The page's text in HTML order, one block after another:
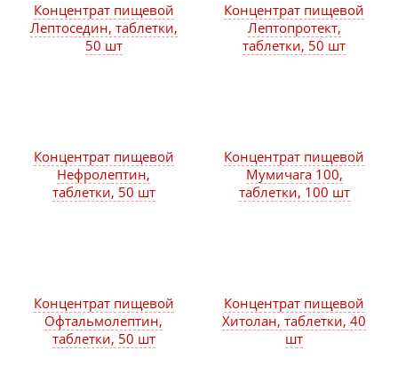
Концентрат пищевой
Лептопротект,
таблетки, 50 шт
Концентрат пищевой
Лептоседин, таблетки,
50 шт
Концентрат пищевой
Мумичага 100,
таблетки, 100 шт
Концентрат пищевой
Нефролептин,
таблетки, 50 шт
Концентрат пищевой
Офтальмолептин,
таблетки, 50 шт
Концентрат пищевой
Хитолан, таблетки, 40
шт